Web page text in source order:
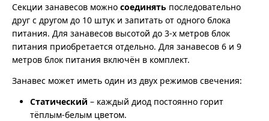
Секции занавесов можно соединять последовательно
друг с другом до 10 штук и запитать от одного блока
питания. Для занавесов высотой до 3-х метров блок
питания приобретается отдельно. Для занавесов 6 и 9
метров блок питания включён в комплект.
Занавес может иметь один из двух режимов свечения:
Статический – каждый диод постоянно горит
тёплым-белым цветом.